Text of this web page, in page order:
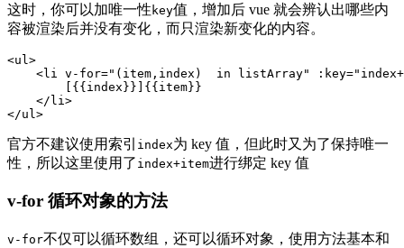
这时，你可以加唯一性 key值，增加后 vue 就会辨认出哪些内
容被渲染后并没有变化，而只渲染新变化的内容。
<ul>
<li v-for="(item,index)  in listArray"
        [{{index}}]{{item}}
    </li>
</ul>
官方不建议使用索引 index为 key 值，但此时又为了保持唯一
性，所以这里使用了 index+item进行绑定 key 值
v-for 循环对象的方法
v-for不仅可以循环数组，还可以循环对象，使用方法基本和